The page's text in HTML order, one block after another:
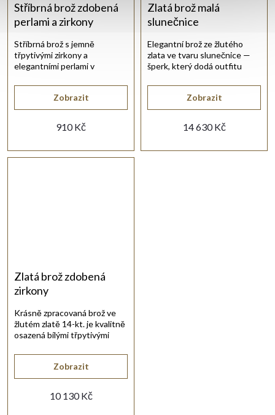
Stříbrná brož zdobená
perlami a zirkony
910 Kč
Zobrazit
Stříbrná brož s jemně
třpytivými zirkony a
elegantními perlami v
Zlatá brož malá
slunečnice
14 630 Kč
Zobrazit
Elegantní brož ze žlutého
zlata ve tvaru slunečnice —
šperk, který dodá outfitu
Zlatá brož zdobená
zirkony
10 130 Kč
Zobrazit
Krásně zpracovaná brož ve
žlutém zlatě 14-kt. je kvalitně
osazená bílými třpytivými